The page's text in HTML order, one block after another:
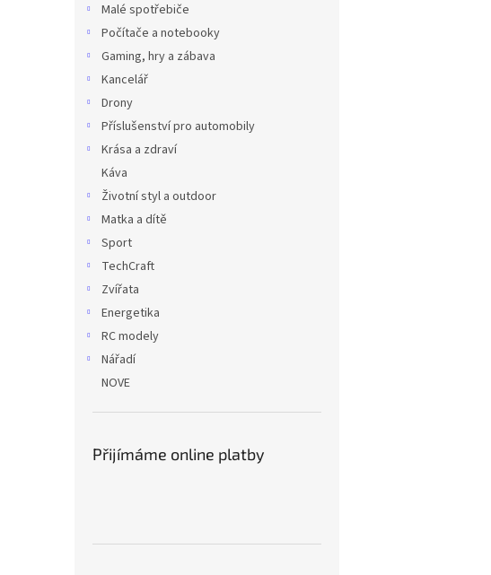
Malé spotřebiče
Počítače a notebooky
Gaming, hry a zábava
Kancelář
Drony
Příslušenství pro automobily
Krása a zdraví
Káva
Životní styl a outdoor
Matka a dítě
Sport
TechCraft
Zvířata
Energetika
RC modely
Nářadí
NOVE
Přijímáme online platby